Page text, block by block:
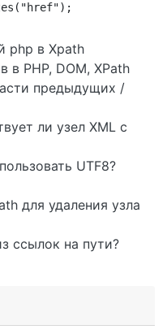
php в Xpath
в PHP, DOM, XPath
предыдущих /
ли узел XML с
UTF8?
для удаления узла
ссылок на пути?